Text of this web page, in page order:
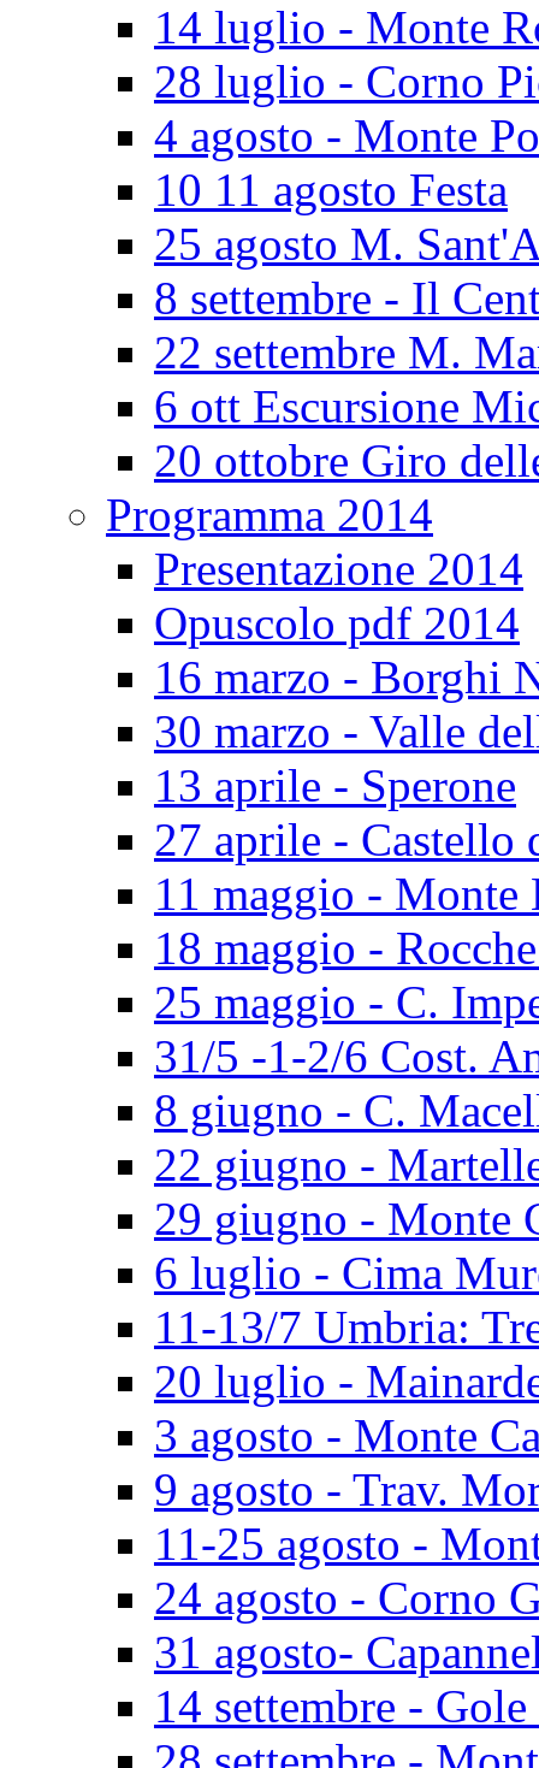
14 luglio - Monte
28 luglio - Corno
4 agosto - Monte
10 11 agosto Festa
25 agosto M.
8 settembre - Il
22 settembre M.
6 ott Escursione
20 ottobre Giro
Programma 2014
Presentazione 2014
Opuscolo pdf 2014
16 marzo - Borghi
30 marzo - Valle
13 aprile - Sperone
27 aprile - Castello
11 maggio - Monte
18 maggio -
25 maggio - C.
31/5 -1-2/6 Cost.
8 giugno - C.
22 giugno -
29 giugno - Monte
6 luglio - Cima
11-13/7 Umbria:
20 luglio -
3 agosto - Monte
9 agosto - Trav.
11-25 agosto -
24 agosto - Corno
31 agosto-
14 settembre -